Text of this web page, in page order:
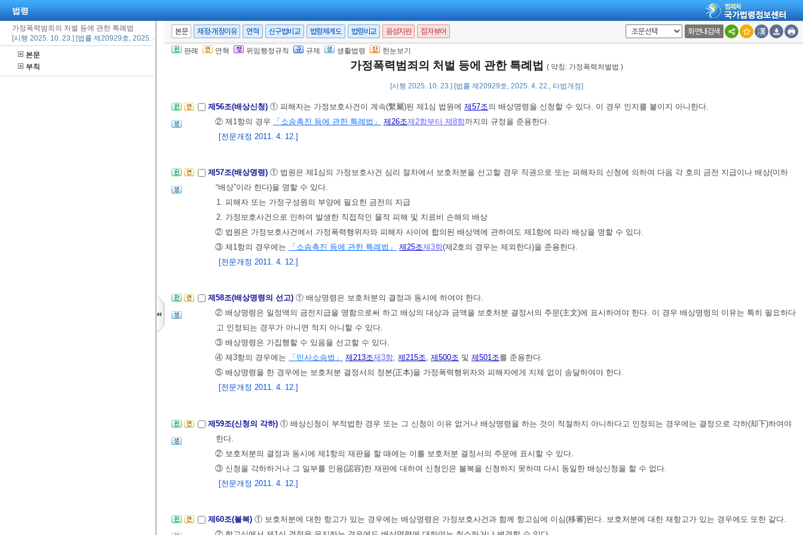
법령
가정폭력범죄의 처벌 등에 관한 특례법
[시행 2025. 10. 23.] [법률 제20929호, 2025. 4. 22., 타법개정]
본문
부칙
본문 제정·개정이유 연혁 신구법비교 법령체계도 법령비교 음성지원 점자뷰어 화면내검색
판례 연혁 위임행정규칙 규제 생활법령 한눈보기
가정폭력범죄의 처벌 등에 관한 특례법 ( 약칭: 가정폭력처벌법 )
[시행 2025. 10. 23.] [법률 제20929호, 2025. 4. 22., 타법개정]
제55조의9(위임규정)피해자보호명령사건의 조사ㆍ심리에 필요한 사항은
[본조신설 2011. 7. 25.]
<개정 2011. 7. 25.>
제56조(배상신청) ① 피해자는 가정보호사건이 계속(繫屬)된 제1심 법원에 제57조의 배상명령을 신청할 수 있다. 이 경우 인지를 붙이지 아니한다.
② 제1항의 경우
「소송촉진 등에 관한 특례법」 제26조제2항부터 제8항까지의 규정을 준용한다.
[전문개정 2011. 4. 12.]
제57조(배상명령) ① 법원은 제1심의 가정보호사건 심리 절차에서 보호처분을 선고할 경우 직권으로 또는 피해자의 신청에 의하여 다음 각 호의 금전 지급이나 배상(이하
“배상”이라 한다)을 명할 수 있다.
1. 피해자 또는 가정구성원의 부양에 필요한 금전의 지급
2. 가정보호사건으로 인하여 발생한 직접적인 물적 피해 및 치료비 손해의 배상
② 법원은 가정보호사건에서 가정폭력행위자와 피해자 사이에 합의된 배상액에 관하여도 제1항에 따라 배상을 명할 수 있다.
③ 제1항의 경우에는
「소송촉진 등에 관한 특례법」 제25조제3항(제2호의 경우는 제외한다)을 준용한다.
[전문개정 2011. 4. 12.]
제58조(배상명령의 선고) ① 배상명령은 보호처분의 결정과 동시에 하여야 한다.
② 배상명령은 일정액의 금전지급을 명함으로써 하고 배상의 대상과 금액을 보호처분 결정서의 주문(主文)에 표시하여야 한다. 이 경우 배상명령의 이유는 특히 필요하다
고 인정되는 경우가 아니면 적지 아니할 수 있다.
③ 배상명령은 가집행할 수 있음을 선고할 수 있다.
④ 제3항의 경우에는
「민사소송법」 제213조제3항, 제215조, 제500조 및 제501조를 준용한다.
⑤ 배상명령을 한 경우에는 보호처분 결정서의 정본(正本)을 가정폭력행위자와 피해자에게 지체 없이 송달하여야 한다.
[전문개정 2011. 4. 12.]
제59조(신청의 각하) ① 배상신청이 부적법한 경우 또는 그 신청이 이유 없거나 배상명령을 하는 것이 적절하지 아니하다고 인정되는 경우에는 결정으로 각하(却下)하여야
한다.
② 보호처분의 결정과 동시에 제1항의 재판을 할 때에는 이를 보호처분 결정서의 주문에 표시할 수 있다.
③ 신청을 각하하거나 그 일부를 인용(認容)한 재판에 대하여 신청인은 불복을 신청하지 못하며 다시 동일한 배상신청을 할 수 없다.
[전문개정 2011. 4. 12.]
제60조(불복) ① 보호처분에 대한 항고가 있는 경우에는 배상명령은 가정보호사건과 함께 항고심에 이심(移審)된다. 보호처분에 대한 재항고가 있는 경우에도 또한 같다.